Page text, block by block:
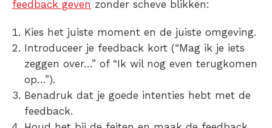
feedback geven zonder scheve blikken:
Kies het juiste moment en de juiste omgeving.
Introduceer je feedback kort (“Mag ik je iets
zeggen over…” of “Ik wil nog even terugkomen
op…”).
Benadruk dat je goede intenties hebt met de
feedback.